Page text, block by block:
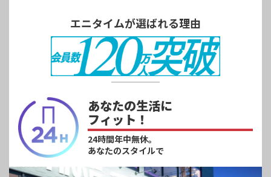
エニタイムが選ばれる理由
あなたの生活に
フィット！
24時間年中無休。
あなたのスタイルで